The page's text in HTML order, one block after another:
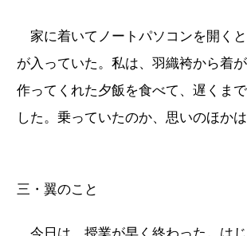
家に着いてノートパソコンを開く
が入っていた。私は、羽織袴から着
作ってくれた夕飯を食べて、遅くま
した。乗っていたのか、思いのほかは
三・翼のこと